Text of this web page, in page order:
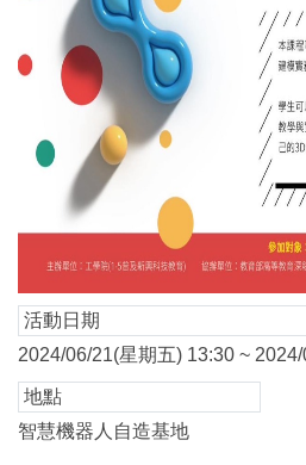
活動日期
2024/06/21(星期五) 13:30 ~
地點
智慧機器人自造基地